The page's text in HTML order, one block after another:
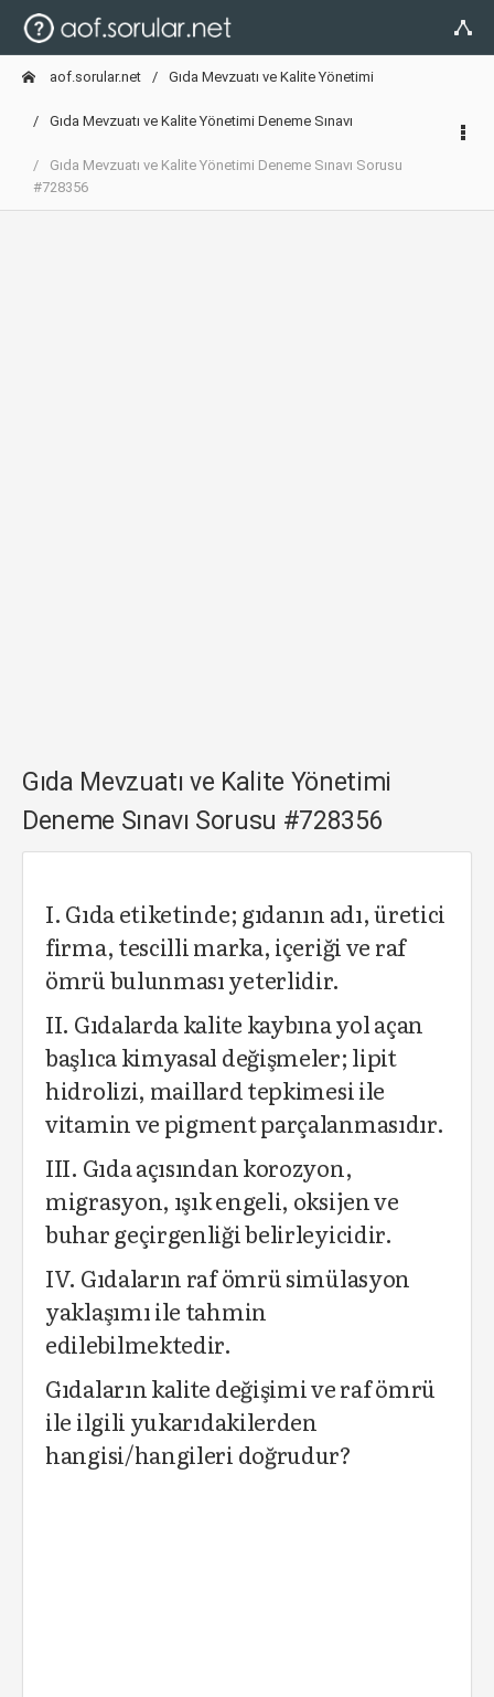
aof.sorular.net Gıda Mevzuatı ve Kalite Yönetimi
Gıda Mevzuatı ve Kalite Yönetimi Deneme Sınavı
Gıda Mevzuatı ve Kalite Yönetimi Deneme Sınavı Sorusu
#728356
Gıda Mevzuatı ve Kalite Yönetimi
Deneme Sınavı Sorusu #728356
I. Gıda etiketinde; gıdanın adı, üretici
firma, tescilli marka, içeriği ve raf
ömrü bulunması yeterlidir.
II. Gıdalarda kalite kaybına yol açan
başlıca kimyasal değişmeler; lipit
hidrolizi, maillard tepkimesi ile
vitamin ve pigment parçalanmasıdır.
III. Gıda açısından korozyon,
migrasyon, ışık engeli, oksijen ve
buhar geçirgenliği belirleyicidir.
IV. Gıdaların raf ömrü simülasyon
yaklaşımı ile tahmin
edilebilmektedir.
Gıdaların kalite değişimi ve raf ömrü
ile ilgili yukarıdakilerden
hangisi/hangileri doğrudur?